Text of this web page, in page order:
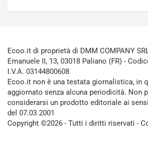
Ecoo.it di proprietà di DMM COMPANY
Emanuele II, 13, 03018 Paliano (FR) -
I.V.A. 03144800608
Ecoo.it non è una testata giornalistica, in
aggiornato senza alcuna periodicità. Non
considerarsi un prodotto editoriale ai
del 07.03.2001
Copyright ©2026 - Tutti i diritti riservati -